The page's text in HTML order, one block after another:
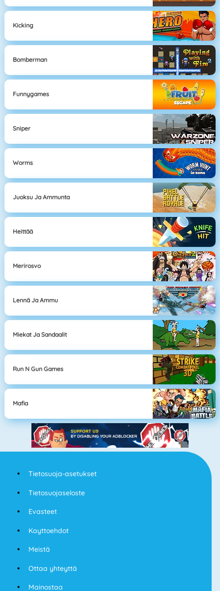
Kicking
Bomberman
Funnygames
Sniper
Worms
Juoksu Ja Ammunta
Heittää
Merirosvo
Lennä Ja Ammu
Miekat Ja Sandaalit
Run N Gun Games
Mafia
Tietosuoja-asetukset
Tietosuojaseloste
Evasteet
Kayttoehdot
Meistä
Ottaa yhteyttä
Mainostaa